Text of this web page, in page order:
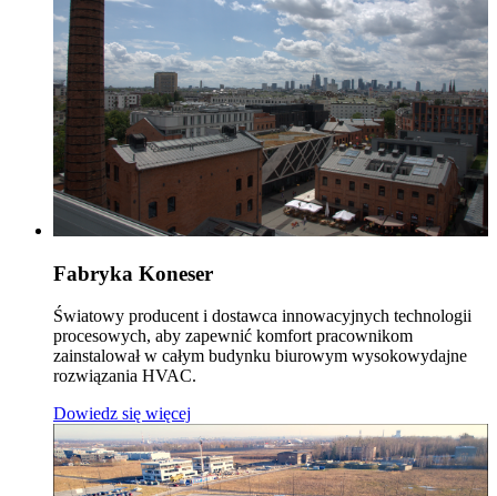
Fabryka Koneser
Światowy producent i dostawca innowacyjnych technologii
procesowych, aby zapewnić komfort pracownikom
zainstalował w całym budynku biurowym wysokowydajne
rozwiązania HVAC.
Dowiedz się więcej